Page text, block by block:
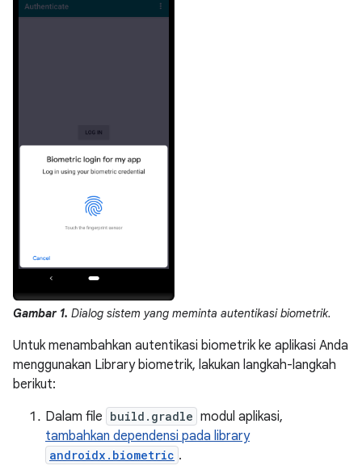
Gambar 1. Dialog sistem yang meminta autentikasi biometrik.
Untuk menambahkan autentikasi biometrik ke aplikasi Anda
menggunakan Library biometrik, lakukan langkah-langkah
berikut:
Dalam file build.gradle modul aplikasi,
tambahkan dependensi pada library
androidx.biometric .